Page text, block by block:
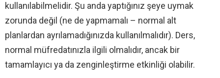
kullanılabilmelidir. Şu anda yaptığınız şeye uymak
zorunda değil (ne de yapmamalı – normal alt
planlardan ayrılamadığınızda kullanılmalıdır). Ders,
normal müfredatınızla ilgili olmalıdır, ancak bir
tamamlayıcı ya da zenginleştirme etkinliği olabilir.